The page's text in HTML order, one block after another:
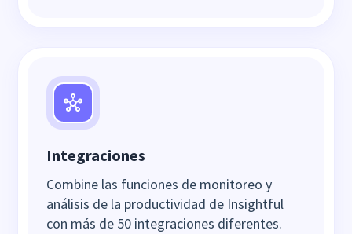
Integraciones
Combine las funciones de monitoreo y
análisis de la productividad de Insightful
con más de 50 integraciones diferentes.